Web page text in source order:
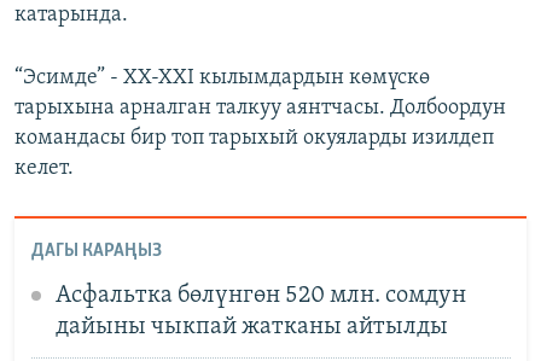
катарында.
“Эсимде” - XX-XXI кылымдардын көмүскө
тарыхына арналган талкуу аянтчасы. Долбоордун
командасы бир топ тарыхый окуяларды изилдеп
келет.
ДАГЫ КАРАҢЫЗ
Асфальтка бөлүнгөн 520 млн. сомдун
дайыны чыкпай жатканы айтылды